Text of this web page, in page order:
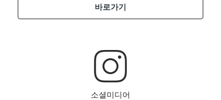
바로가기
소셜미디어